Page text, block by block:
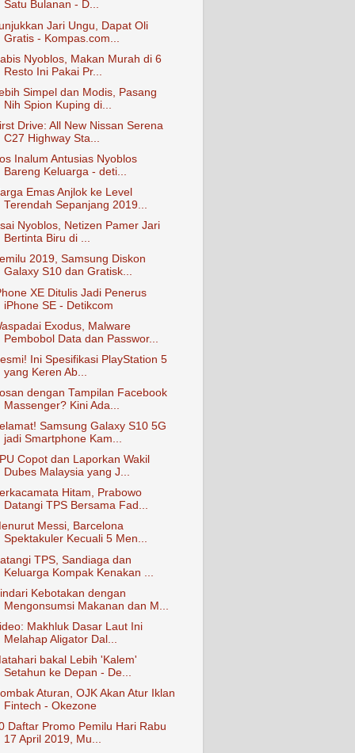
Satu Bulanan - D...
Jari Ungu, Dapat Oli
Gratis - Kompas.com...
Nyoblos, Makan Murah di 6
Resto Ini Pakai Pr...
Simpel dan Modis, Pasang
Nih Spion Kuping di...
Drive: All New Nissan Serena
C27 Highway Sta...
Inalum Antusias Nyoblos
Bareng Keluarga - deti...
Emas Anjlok ke Level
Terendah Sepanjang 2019...
Nyoblos, Netizen Pamer Jari
Bertinta Biru di ...
2019, Samsung Diskon
Galaxy S10 dan Gratisk...
XE Ditulis Jadi Penerus
iPhone SE - Detikcom
Exodus, Malware
Pembobol Data dan Passwor...
Ini Spesifikasi PlayStation 5
yang Keren Ab...
dengan Tampilan Facebook
Massenger? Kini Ada...
Samsung Galaxy S10 5G
jadi Smartphone Kam...
Copot dan Laporkan Wakil
Dubes Malaysia yang J...
Hitam, Prabowo
Datangi TPS Bersama Fad...
Messi, Barcelona
Spektakuler Kecuali 5 Men...
TPS, Sandiaga dan
Keluarga Kompak Kenakan ...
Kebotakan dengan
Mengonsumsi Makanan dan M...
Makhluk Dasar Laut Ini
Melahap Aligator Dal...
bakal Lebih 'Kalem'
Setahun ke Depan - De...
Aturan, OJK Akan Atur Iklan
Fintech - Okezone
Daftar Promo Pemilu Hari Rabu
17 April 2019, Mu...